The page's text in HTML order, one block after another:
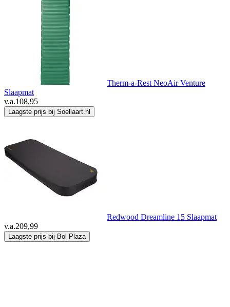
Therm-a-Rest NeoAir Venture
Slaapmat
v.a.108,95
Laagste prijs bij Soellaart.nl
Redwood Dreamline 15 Slaapmat
v.a.209,99
Laagste prijs bij Bol Plaza